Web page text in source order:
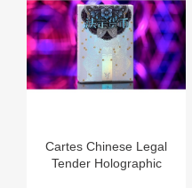
Cartes Chinese Legal
Tender Holographic